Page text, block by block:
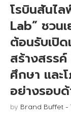
โรบินสันไ
Lab” ชวน
ต้อนรับเปิ
สร้างสรร
ศึกษา และ
อย่างรอบ
by Brand Buffet -